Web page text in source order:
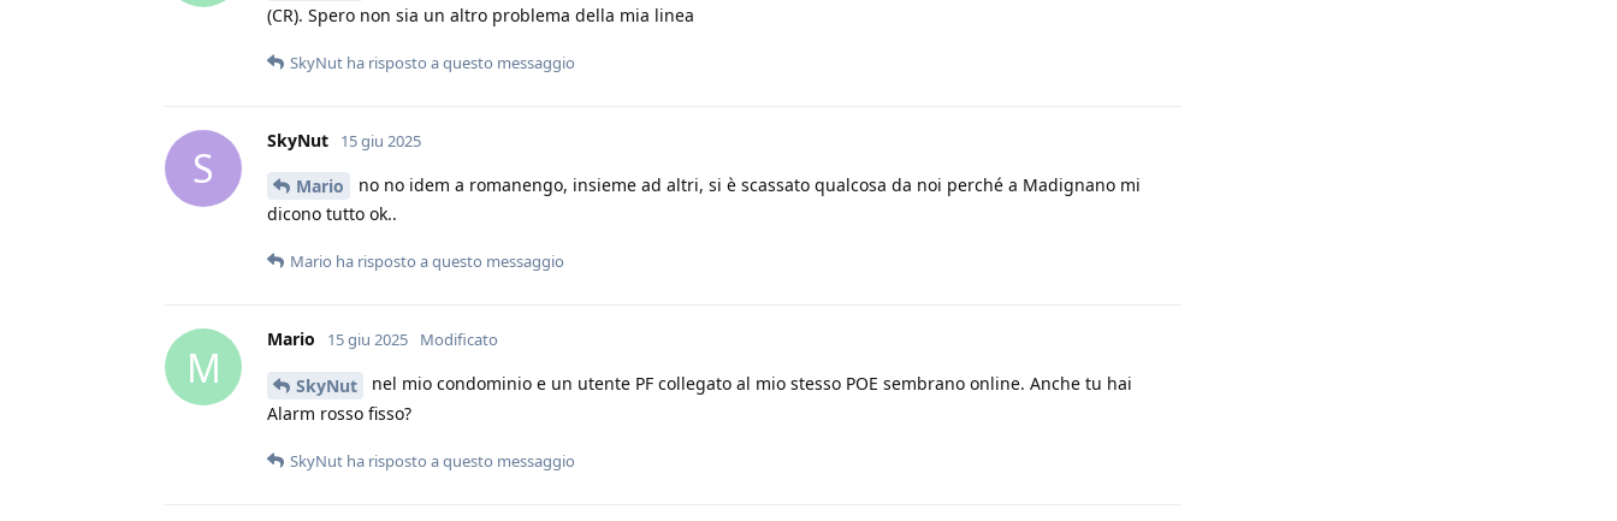
(CR). Spero non sia un altro problema della mia linea
SkyNut ha risposto a questo messaggio
S
SkyNut 15 giu 2025
Mario
no no idem a romanengo, insieme ad altri, si è scassato qualcosa da noi perché a Madignano mi
dicono tutto ok..
Mario ha risposto a questo messaggio
M
Mario 15 giu 2025 Modificato
SkyNut
nel mio condominio e un utente PF collegato al mio stesso POE sembrano online. Anche tu hai
Alarm rosso fisso?
SkyNut ha risposto a questo messaggio